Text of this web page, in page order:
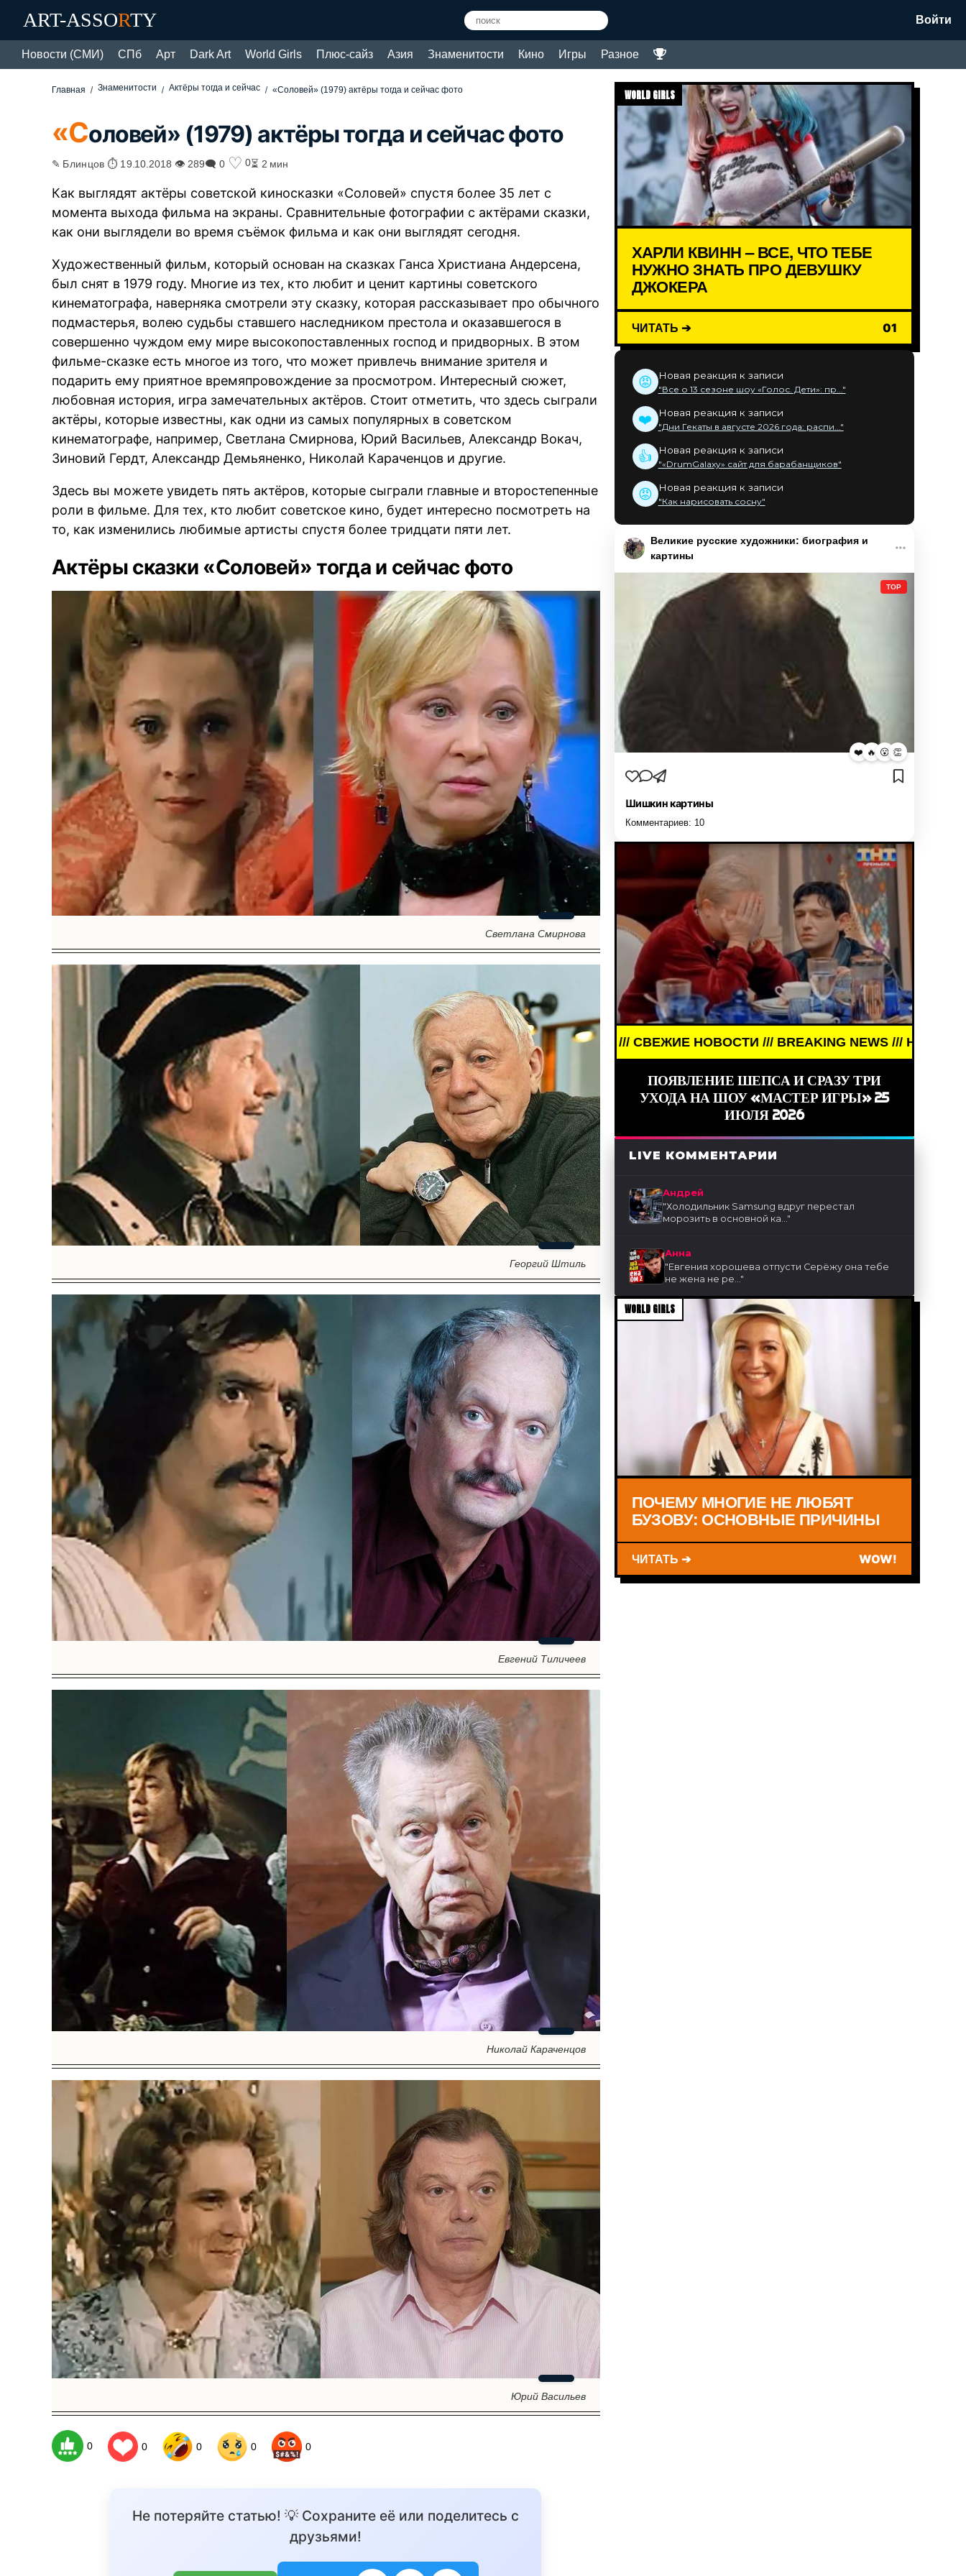
ART-ASSORTY Войти
Новости (СМИ) СПб Арт Dark Art World Girls Плюс-сайз Азия Знаменитости Кино Игры Разное
Главная Знаменитости Актёры тогда и сейчас «Соловей» (1979) актёры тогда и сейчас фото
«Соловей» (1979) актёры тогда и сейчас фото
✎ Блинцов ⏱ 19.10.2018 👁 289🗨 0 ♡ 0⏳ 2 мин
Как выглядят актёры советской киносказки «Соловей» спустя более 35 лет с
момента выхода фильма на экраны. Сравнительные фотографии с актёрами сказки,
как они выглядели во время съёмок фильма и как они выглядят сегодня.
Художественный фильм, который основан на сказках Ганса Христиана Андерсена,
был снят в 1979 году. Многие из тех, кто любит и ценит картины советского
кинематографа, наверняка смотрели эту сказку, которая рассказывает про обычного
подмастерья, волею судьбы ставшего наследником престола и оказавшегося в
совершенно чуждом ему мире высокопоставленных господ и придворных. В этом
фильме-сказке есть многое из того, что может привлечь внимание зрителя и
подарить ему приятное времяпровождение за просмотром. Интересный сюжет,
любовная история, игра замечательных актёров. Стоит отметить, что здесь сыграли
актёры, которые известны, как одни из самых популярных в советском
кинематографе, например, Светлана Смирнова, Юрий Васильев, Александр Вокач,
Зиновий Гердт, Александр Демьяненко, Николай Караченцов и другие.
Здесь вы можете увидеть пять актёров, которые сыграли главные и второстепенные
роли в фильме. Для тех, кто любит советское кино, будет интересно посмотреть на
то, как изменились любимые артисты спустя более тридцати пяти лет.
Актёры сказки «Соловей» тогда и сейчас фото
Светлана Смирнова
Георгий Штиль
Евгений Тиличеев
Николай Караченцов
Юрий Васильев
0 0 0 0 0
Не потеряйте статью! 💡 Сохраните её или поделитесь с
друзьями!
WORLD GIRLS
ХАРЛИ КВИНН – ВСЕ, ЧТО ТЕБЕ
НУЖНО ЗНАТЬ ПРО ДЕВУШКУ
ДЖОКЕРА
ЧИТАТЬ ➔ 01
😡 Новая реакция к записи
"Все о 13 сезоне шоу «Голос. Дети»: пр..."
❤️ Новая реакция к записи
"Дни Гекаты в августе 2026 года: распи..."
👍 Новая реакция к записи
"«DrumGalaxy» сайт для барабанщиков"
😡 Новая реакция к записи
"Как нарисовать сосну"
Великие русские художники: биография и
картины
TOP
❤️ 🔥 😮 👏
Шишкин картины
Комментариев: 10
BREAKING NEWS /// НОВОСТИ (СМИ) /// СВЕЖИЕ НОВОСТИ /// BREAKING NEWS /// НОВОСТИ (СМИ) /// СВЕЖИЕ
ПОЯВЛЕНИЕ ШЕПСА И СРАЗУ ТРИ
УХОДА НА ШОУ «МАСТЕР ИГРЫ» 25
ИЮЛЯ 2026
LIVE КОММЕНТАРИИ
Андрей
"Холодильник Samsung вдруг перестал
морозить в основной ка..."
Анна
"Евгения хорошева отпусти Серёжу она тебе
не жена не ре..."
WORLD GIRLS
ПОЧЕМУ МНОГИЕ НЕ ЛЮБЯТ
БУЗОВУ: ОСНОВНЫЕ ПРИЧИНЫ
ЧИТАТЬ ➔ WOW!